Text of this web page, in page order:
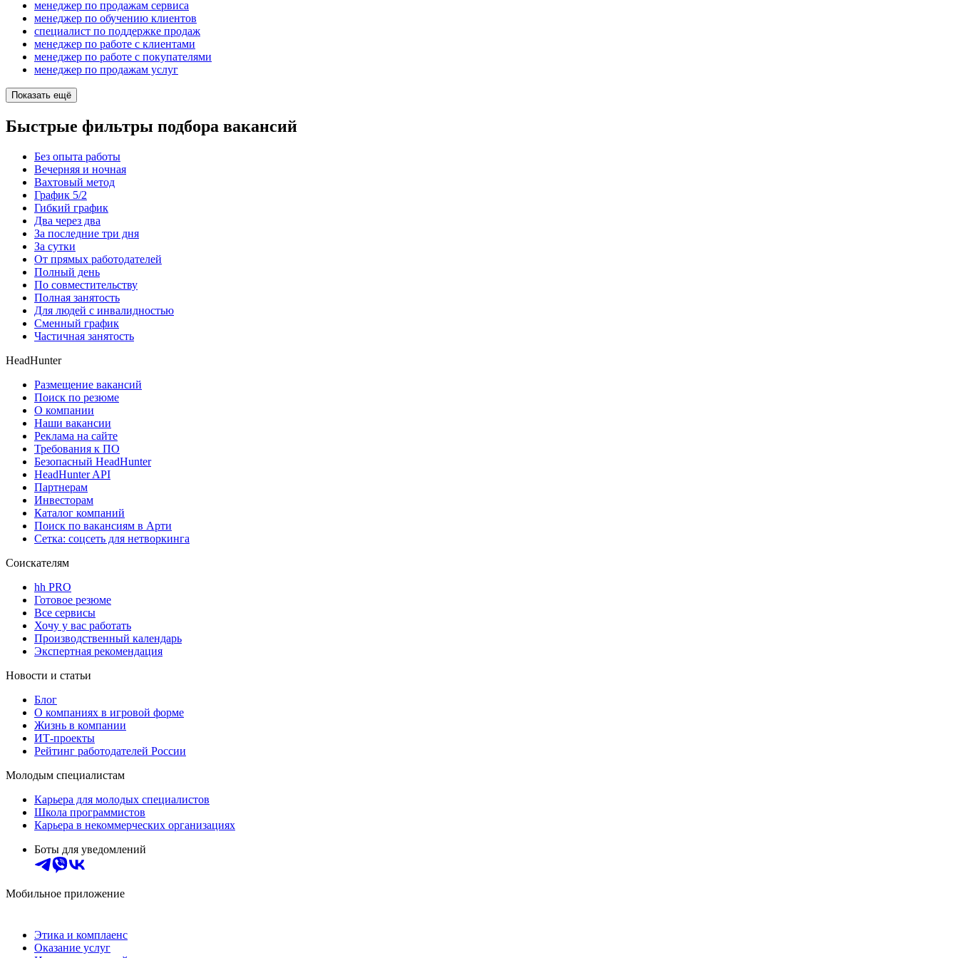
менеджер по продажам сервиса
менеджер по обучению клиентов
специалист по поддержке продаж
менеджер по работе с клиентами
менеджер по работе с покупателями
менеджер по продажам услуг
Показать ещё
Быстрые фильтры подбора вакансий
Без опыта работы
Вечерняя и ночная
Вахтовый метод
График 5/2
Гибкий график
Два через два
За последние три дня
За сутки
От прямых работодателей
Полный день
По совместительству
Полная занятость
Для людей с инвалидностью
Сменный график
Частичная занятость
HeadHunter
Размещение вакансий
Поиск по резюме
О компании
Наши вакансии
Реклама на сайте
Требования к ПО
Безопасный HeadHunter
HeadHunter API
Партнерам
Инвесторам
Каталог компаний
Поиск по вакансиям в Арти
Сетка: соцсеть для нетворкинга
Соискателям
hh PRO
Готовое резюме
Все сервисы
Хочу у вас работать
Производственный календарь
Экспертная рекомендация
Новости и статьи
Блог
О компаниях в игровой форме
Жизнь в компании
ИТ-проекты
Рейтинг работодателей России
Молодым специалистам
Карьера для молодых специалистов
Школа программистов
Карьера в некоммерческих организациях
Боты для уведомлений
Мобильное приложение
Этика и комплаенс
Оказание услуг